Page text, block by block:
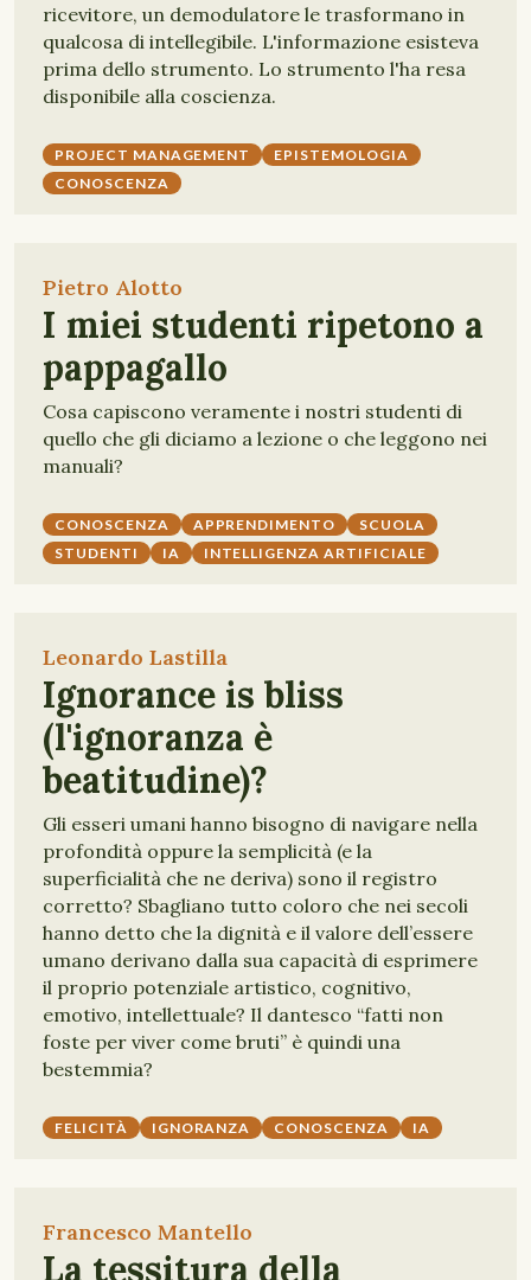
ricevitore, un demodulatore le trasformano in
qualcosa di intellegibile. L'informazione esisteva
prima dello strumento. Lo strumento l'ha resa
disponibile alla coscienza.
PROJECT MANAGEMENT
EPISTEMOLOGIA
CONOSCENZA
Pietro Alotto
I miei studenti ripetono a
pappagallo
Cosa capiscono veramente i nostri studenti di
quello che gli diciamo a lezione o che leggono nei
manuali?
CONOSCENZA APPRENDIMENTO
SCUOLA
STUDENTI
IA INTELLIGENZA ARTIFICIALE
Leonardo Lastilla
Ignorance is bliss
(l'ignoranza è
beatitudine)?
Gli esseri umani hanno bisogno di navigare nella
profondità oppure la semplicità (e la
superficialità che ne deriva) sono il registro
corretto? Sbagliano tutto coloro che nei secoli
hanno detto che la dignità e il valore dell’essere
umano derivano dalla sua capacità di esprimere
il proprio potenziale artistico, cognitivo,
emotivo, intellettuale? Il dantesco “fatti non
foste per viver come bruti” è quindi una
bestemmia?
FELICITÀ IGNORANZA CONOSCENZA IA
Francesco Mantello
La tessitura della